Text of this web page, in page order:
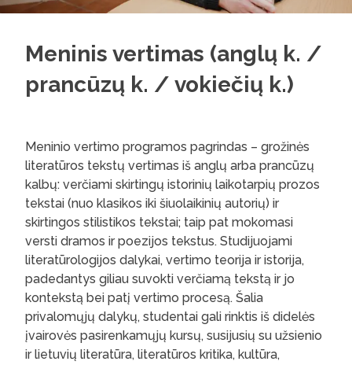
Meninis vertimas (anglų k. /
prancūzų k. / vokiečių k.)
Meninio vertimo programos pagrindas – grožinės
literatūros tekstų vertimas iš anglų arba prancūzų
kalbų: verčiami skirtingų istorinių laikotarpių prozos
tekstai (nuo klasikos iki šiuolaikinių autorių) ir
skirtingos stilistikos tekstai; taip pat mokomasi
versti dramos ir poezijos tekstus. Studijuojami
literatūrologijos dalykai, vertimo teorija ir istorija,
padedantys giliau suvokti verčiamą tekstą ir jo
kontekstą bei patį vertimo procesą. Šalia
privalomųjų dalykų, studentai gali rinktis iš didelės
įvairovės pasirenkamųjų kursų, susijusių su užsienio
ir lietuvių literatūra, literatūros kritika, kultūra,